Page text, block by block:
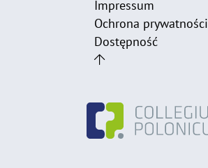
Impressum
Ochrona prywatności
Dostępność